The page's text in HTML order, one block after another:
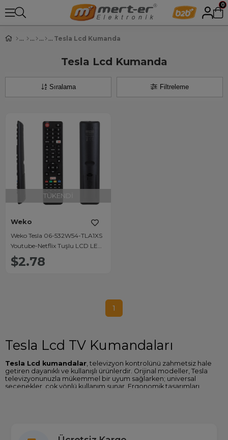
0
Tesla Lcd Kumanda
Tesla Lcd Kumanda
Filtreleme
Sıralama
TÜKENDI
Weko
Weko Tesla 06-532W54-TLA1XS
Youtube-Netflix Tuşlu LCD LED
TV Kumanda
$2.78
1
Tesla Lcd TV Kumandaları
Tesla Lcd kumandalar , televizyon kontrolünü zahmetsiz hale
getiren dayanıklı ve kullanışlı ürünlerdir. Orijinal modeller, Tesla
televizyonunuzla mükemmel bir uyum sağlarken; universal
seçenekler, çok yönlü kullanım sunar. Ergonomik tasarımları
Universal uyumlu kumandalar